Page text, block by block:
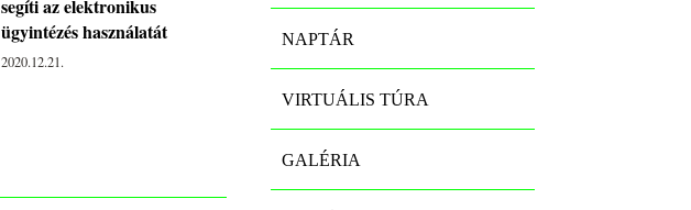
segíti az elektronikus
ügyintézés használatát
2020.12.21.
NAPTÁR
VIRTUÁLIS TÚRA
GALÉRIA